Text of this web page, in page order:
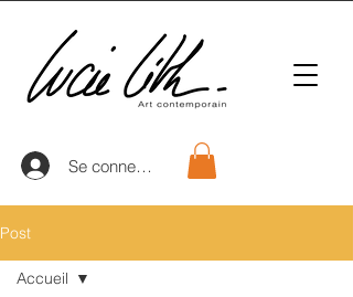
Se connecter
Post
Accueil